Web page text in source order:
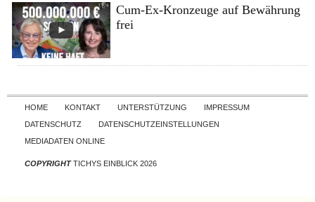
Cum-Ex-Kronzeuge auf Bewährung
frei
Skip to content
HOME KONTAKT UNTERSTÜTZUNG
IMPRESSUM
DATENSCHUTZ
DATENSCHUTZEINSTELLUNGEN
MEDIADATEN ONLINE
COPYRIGHTTICHYS EINBLICK 2026